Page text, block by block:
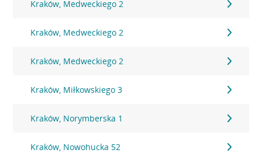
Kraków, Medweckiego 2
Kraków, Medweckiego 2
Kraków, Medweckiego 2
Kraków, Miłkowskiego 3
Kraków, Norymberska 1
Kraków, Nowohucka 52